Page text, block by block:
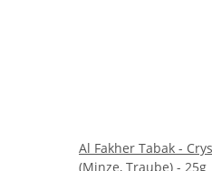
Al Fakher Tabak -
(Minze, Traube) - 25g